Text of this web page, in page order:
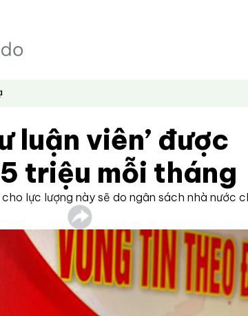
luận viên’ được
triệu mỗi tháng
lực lượng này sẽ do ngân sách nhà nước